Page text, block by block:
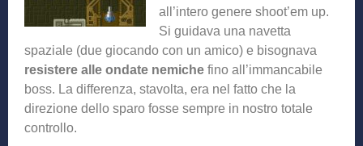
all’intero genere shoot’em up.
Si guidava una navetta
spaziale (due giocando con un amico) e bisognava
resistere alle ondate nemiche fino all’immancabile
boss. La differenza, stavolta, era nel fatto che la
direzione dello sparo fosse sempre in nostro totale
controllo.